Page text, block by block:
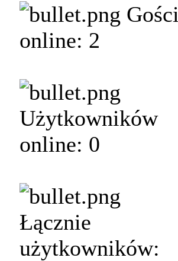
Gości
online: 2
Użytkowników
online: 0
Łącznie
użytkowników: